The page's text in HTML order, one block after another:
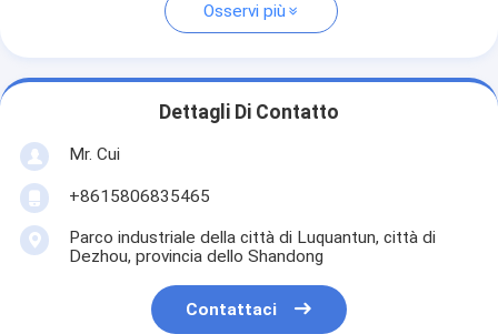
Osservi più
Dettagli Di Contatto
Mr. Cui
+8615806835465
Parco industriale della città di Luquantun, città di
Dezhou, provincia dello Shandong
Contattaci